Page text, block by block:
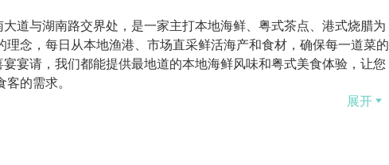
道与湖南路交界处，是一家主打本地海鲜、粤式茶点、港式烧腊为
念，每日从本地渔港、市场直采鲜活海产和食材，确保每一道菜的
宴请，我们都能提供最地道的本地海鲜风味和粤式美食体验，让您
的需求。
展开 